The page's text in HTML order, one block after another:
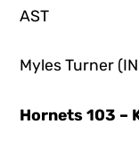
AST
Myles Turner
Hornets 103 –